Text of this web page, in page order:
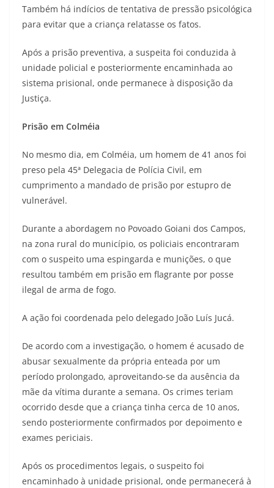
Também há indícios de tentativa de pressão psicológica
para evitar que a criança relatasse os fatos.
Após a prisão preventiva, a suspeita foi conduzida à
unidade policial e posteriormente encaminhada ao
sistema prisional, onde permanece à disposição da
Justiça.
Prisão em Colméia
No mesmo dia, em Colméia, um homem de 41 anos foi
preso pela 45ª Delegacia de Polícia Civil, em
cumprimento a mandado de prisão por estupro de
vulnerável.
Durante a abordagem no Povoado Goiani dos Campos,
na zona rural do município, os policiais encontraram
com o suspeito uma espingarda e munições, o que
resultou também em prisão em flagrante por posse
ilegal de arma de fogo.
A ação foi coordenada pelo delegado João Luís Jucá.
De acordo com a investigação, o homem é acusado de
abusar sexualmente da própria enteada por um
período prolongado, aproveitando-se da ausência da
mãe da vítima durante a semana. Os crimes teriam
ocorrido desde que a criança tinha cerca de 10 anos,
sendo posteriormente confirmados por depoimento e
exames periciais.
Após os procedimentos legais, o suspeito foi
encaminhado à unidade prisional, onde permanecerá à